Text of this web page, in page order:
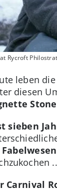
Rycroft
leben
diesen
sieben
Carnival